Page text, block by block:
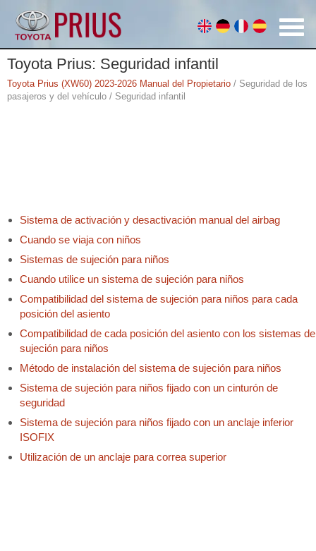
Toyota Prius: Seguridad infantil
Toyota Prius (XW60) 2023-2026 Manual del Propietario / Seguridad de los
pasajeros y del vehículo / Seguridad infantil
Sistema de activación y desactivación manual del airbag
Cuando se viaja con niños
Sistemas de sujeción para niños
Cuando utilice un sistema de sujeción para niños
Compatibilidad del sistema de sujeción para niños para cada
posición del asiento
Compatibilidad de cada posición del asiento con los sistemas de
sujeción para niños
Método de instalación del sistema de sujeción para niños
Sistema de sujeción para niños fijado con un cinturón de
seguridad
Sistema de sujeción para niños fijado con un anclaje inferior
ISOFIX
Utilización de un anclaje para correa superior